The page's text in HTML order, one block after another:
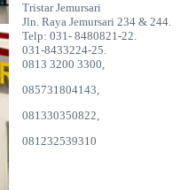
Tristar Jemursari
Jln. Raya Jemursari 234 & 244.
Telp: 031- 8480821-22.
031-8433224-25.
0813 3200 3300,
085731804143,
081330350822,
081232539310